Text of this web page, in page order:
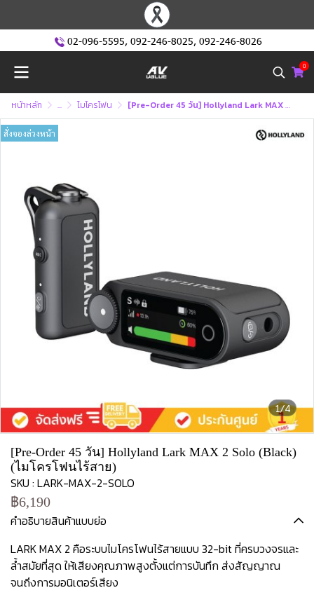
02-096-5595, 092-246-8025, 092-246-8026
0
หน้าหลัก ... ไมโครโฟน [Pre-Order 45 วัน] Hollyland Lark MAX 2 Solo (Black) (ไมโครโฟนไร้สาย)
1/4
สั่งจองล่วงหน้า
[Pre-Order 45 วัน] Hollyland Lark MAX 2 Solo (Black)
(ไมโครโฟนไร้สาย)
SKU : LARK-MAX-2-SOLO
฿6,190
คำอธิบายสินค้าแบบย่อ
LARK MAX 2 คือระบบไมโครโฟนไร้สายแบบ 32-bit ที่ครบวงจรและ
ล้ำสมัยที่สุด ให้เสียงคุณภาพสูงตั้งแต่การบันทึก ส่งสัญญาณ
จนถึงการมอนิเตอร์เสียง